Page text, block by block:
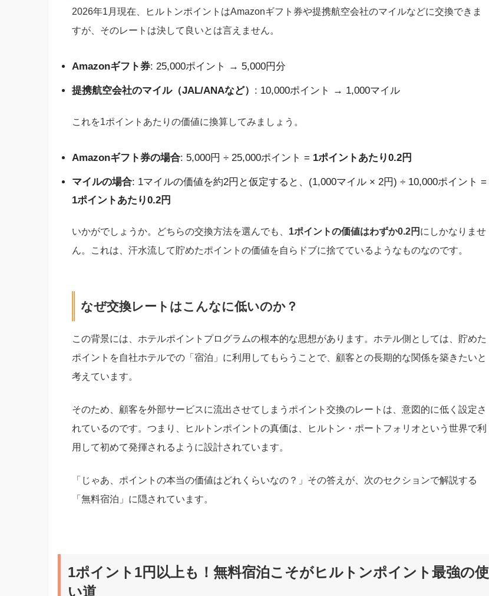
2026年1月現在、ヒルトンポイントはAmazonギフト券や提携航空会社のマイルなどに交換できま
すが、そのレートは決して良いとは言えません。
Amazonギフト券: 25,000ポイント → 5,000円分
提携航空会社のマイル（JAL/ANAなど） : 10,000ポイント → 1,000マイル
これを1ポイントあたりの価値に換算してみましょう。
Amazonギフト券の場合: 5,000円 ÷ 25,000ポイント = 1ポイントあたり0.2円
マイルの場合: 1マイルの価値を約2円と仮定すると、(1,000マイル × 2円) ÷ 10,000ポイント =
1ポイントあたり0.2円
いかがでしょうか。どちらの交換方法を選んでも、 1ポイントの価値はわずか0.2円 にしかなりませ
ん。これは、汗水流して貯めたポイントの価値を自らドブに捨てているようなものなのです。
なぜ交換レートはこんなに低いのか？
この背景には、ホテルポイントプログラムの根本的な思想があります。ホテル側としては、貯めた
ポイントを自社ホテルでの「宿泊」に利用してもらうことで、顧客との長期的な関係を築きたいと
考えています。
そのため、顧客を外部サービスに流出させてしまうポイント交換のレートは、意図的に低く設定さ
れているのです。つまり、ヒルトンポイントの真価は、ヒルトン・ポートフォリオという世界で利
用して初めて発揮されるように設計されています。
「じゃあ、ポイントの本当の価値はどれくらいなの？」その答えが、次のセクションで解説する
「無料宿泊」に隠されています。
1ポイント1円以上も！無料宿泊こそがヒルトンポイント最強の使
い道